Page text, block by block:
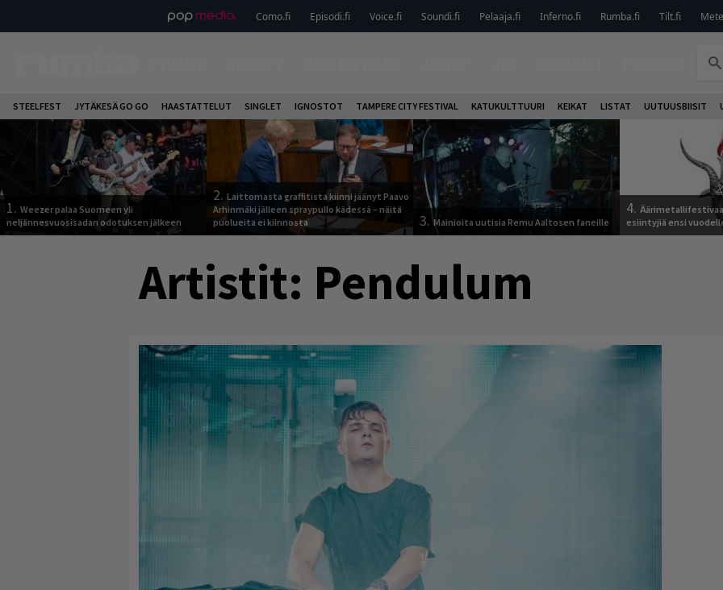
Como.fi Episodi.fi Voice.fi Soundi.fi Pelaaja.fi Inferno.fi Rumba.fi Tilt.fi
STEELFEST JYTÄKESÄ GO GO HAASTATTELUT SINGLET IGNOSTOT TAMPERE CITY FESTIVAL KATUKULTTUURI KEIKAT LISTAT UUTUUSBIISIT
1. Weezer palaa Suomeen yli
neljännesvuosisadan odotuksen jälkeen
2. Laittomasta graffitista kiinni jäänyt Paavo
Arhinmäki jälleen spraypullo kädessä – näitä
puolueita ei kiinnosta
3.Mainioita uutisia Remu Aaltosen faneille
4.
esiintyjiä ensi
Artistit: Pendulum